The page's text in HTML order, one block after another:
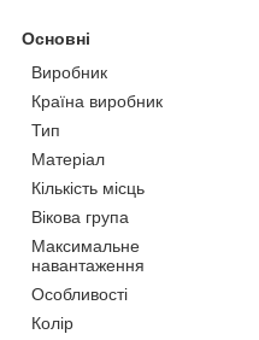
Основні
Виробник
Країна виробник
Тип
Матеріал
Кількість місць
Вікова група
Максимальне
навантаження
Особливості
Колір